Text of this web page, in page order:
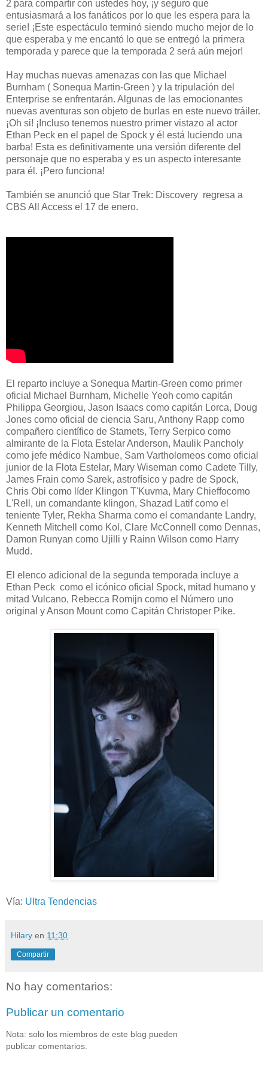
2 para compartir con ustedes hoy, ¡y seguro que
entusiasmará a los fanáticos por lo que les espera para la
serie! ¡Este espectáculo terminó siendo mucho mejor de lo
que esperaba y me encantó lo que se entregó la primera
temporada y parece que la temporada 2 será aún mejor!
Hay muchas nuevas amenazas con las que Michael
Burnham ( Sonequa Martin-Green ) y la tripulación del
Enterprise se enfrentarán. Algunas de las emocionantes
nuevas aventuras son objeto de burlas en este nuevo tráiler.
¡Oh si! ¡Incluso tenemos nuestro primer vistazo al actor
Ethan Peck en el papel de Spock y él está luciendo una
barba! Esta es definitivamente una versión diferente del
personaje que no esperaba y es un aspecto interesante
para él. ¡Pero funciona!
También se anunció que Star Trek: Discovery regresa a
CBS All Access el 17 de enero.
El reparto incluye a Sonequa Martin-Green como primer
oficial Michael Burnham, Michelle Yeoh como capitán
Philippa Georgiou, Jason Isaacs como capitán Lorca, Doug
Jones como oficial de ciencia Saru, Anthony Rapp como
compañero científico de Stamets, Terry Serpico como
almirante de la Flota Estelar Anderson, Maulik Pancholy
como jefe médico Nambue, Sam Vartholomeos como oficial
junior de la Flota Estelar, Mary Wiseman como Cadete Tilly,
James Frain como Sarek, astrofísico y padre de Spock,
Chris Obi como líder Klingon T'Kuvma, Mary Chieffocomo
L'Rell, un comandante klingon, Shazad Latif como el
teniente Tyler, Rekha Sharma como el comandante Landry,
Kenneth Mitchell como Kol, Clare McConnell como Dennas,
Damon Runyan como Ujilli y Rainn Wilson como Harry
Mudd.
El elenco adicional de la segunda temporada incluye a
Ethan Peck como el icónico oficial Spock, mitad humano y
mitad Vulcano, Rebecca Romijn como el Número uno
original y Anson Mount como Capitán Christoper Pike.
Vía: Ultra Tendencias
Hilary en 11:30
Compartir
No hay comentarios:
Publicar un comentario
Nota: solo los miembros de este blog pueden
publicar comentarios.